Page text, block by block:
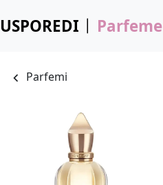
USPOREDI Parfeme
Parfemi